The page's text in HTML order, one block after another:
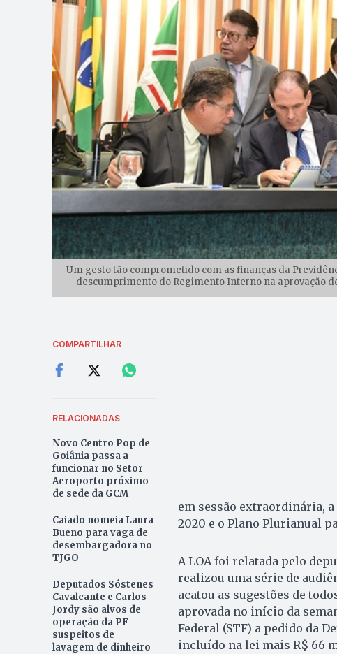
Um gesto tão comprometido com as finanças da
descumprimento do Regimento Interno na aprovação
COMPARTILHAR
RELACIONADAS
Novo Centro Pop de
Goiânia passa a
funcionar no Setor
Aeroporto próximo
de sede da GCM
Caiado nomeia Laura
Bueno para vaga de
desembargadora no
TJGO
Deputados Sóstenes
Cavalcante e Carlos
Jordy são alvos de
operação da PF
suspeitos de
lavagem de dinheiro
em sessão extraordinária,
2020 e o Plano Plurianual
A LOA foi relatada pelo
realizou uma série de
acatou as sugestões de
aprovada no início da
Federal (STF) a pedido da
incluído na lei mais R$ 66